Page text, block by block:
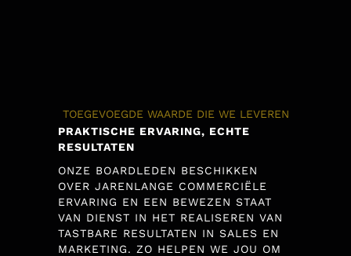
TOEGEVOEGDE WAARDE DIE WE LEVEREN
PRAKTISCHE ERVARING, ECHTE
RESULTATEN
ONZE BOARDLEDEN BESCHIKKEN
OVER JARENLANGE COMMERCIËLE
ERVARING EN EEN BEWEZEN STAAT
VAN DIENST IN HET REALISEREN VAN
TASTBARE RESULTATEN IN SALES EN
MARKETING. ZO HELPEN WE JOU OM